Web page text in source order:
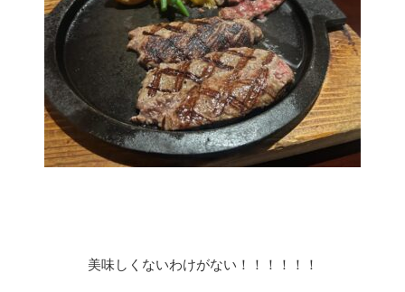
美味しくないわけがない！！！！！！